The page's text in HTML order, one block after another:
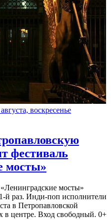
воскресенье
фестиваль
мосты»
мосты»
й раз. Инди-поп исполнители
в Петропавловской
в центре. Вход свободный. 0+